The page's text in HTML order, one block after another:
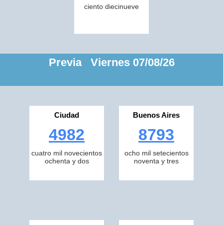
ciento diecinueve
Previa Viernes 07/08/26
Ciudad
4982
cuatro mil novecientos
ochenta y dos
Buenos Aires
8793
ocho mil setecientos
noventa y tres